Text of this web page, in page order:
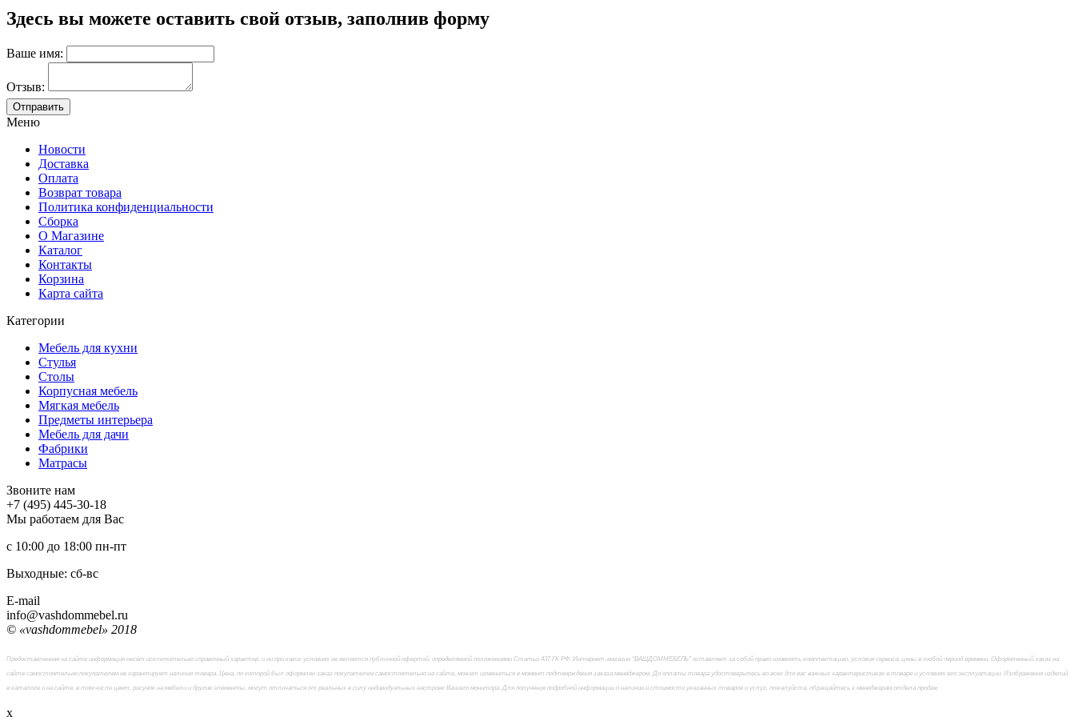
Здесь вы можете оставить свой отзыв, заполнив форму
Ваше имя:
Отзыв:
Меню
Новости
Доставка
Оплата
Возврат товара
Политика конфиденциальности
Сборка
О Магазине
Каталог
Контакты
Корзина
Карта сайта
Категории
Мебель для кухни
Стулья
Столы
Корпусная мебель
Мягкая мебель
Предметы интерьера
Мебель для дачи
Фабрики
Матраcы
Звоните нам
+7 (495) 445-30-18
Мы работаем для Вас
с 10:00 до 18:00 пн-пт
Выходные: сб-вc
E-mail
info@vashdommebel.ru
© «vashdommebel» 2018
Предоставленная на сайте информация несёт исключительно справочный характер, и ни при каких условиях не является публичной офертой, определяемой положениями Статьи 437 ГК РФ. Интернет-магазин "ВАШДОММЕБЕЛЬ" оставляет за собой право изменять комплектацию, условия сервиса, цены в любой период времени. Оформленный заказ на
сайте самостоятельно покупателем не гарантирует наличия товара. Цена, по которой был оформлен заказ покупателем самостоятельно на сайте, может измениться в момент подтверждения заказа менеджером. До оплаты товара удостоверьтесь во всех для вас важных характеристиках в товаре и условиях его эксплуатации. Изображения изделий
в каталоге и на сайте, в том числе цвет, рисунок на мебели и другие элементы, могут отличаться от реальных в силу индивидуальных настроек Вашего монитора. Для получения подробной информации о наличии и стоимости указанных товаров и услуг, пожалуйста, обращайтесь к менеджерам отдела продаж
x